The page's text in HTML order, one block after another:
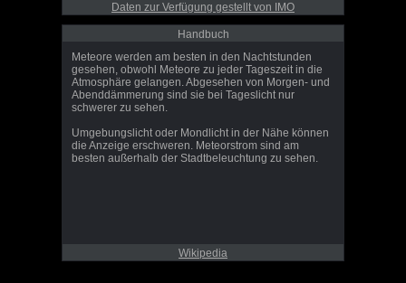
Daten zur Verfügung gestellt von IMO
Handbuch
Meteore werden am besten in den Nachtstunden
gesehen, obwohl Meteore zu jeder Tageszeit in die
Atmosphäre gelangen. Abgesehen von Morgen- und
Abenddämmerung sind sie bei Tageslicht nur
schwerer zu sehen.
Umgebungslicht oder Mondlicht in der Nähe können
die Anzeige erschweren. Meteorstrom sind am
besten außerhalb der Stadtbeleuchtung zu sehen.
Wikipedia